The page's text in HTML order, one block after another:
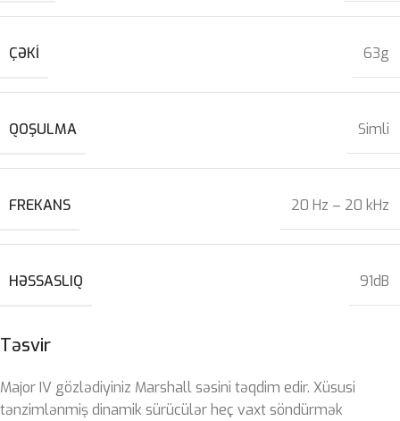
Təsvir
Major IV gözlədiyiniz Marshall səsini təqdim edir. Xüsusi
tənzimlənmiş dinamik sürücülər heç vaxt söndürmək
ÇƏKI 63g
QOŞULMA Simli
FREKANS 20 Hz – 20 kHz
HƏSSASLIQ 91dB